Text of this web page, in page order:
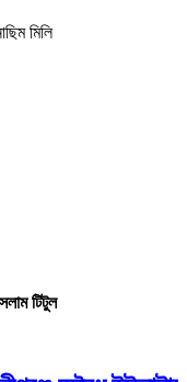
মিলি
টিটুল